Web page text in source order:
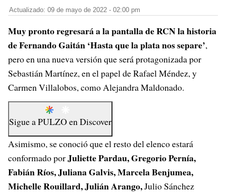
Actualizado: 09 de mayo de 2022 - 02:00 pm
Muy pronto regresará a la pantalla de RCN la historia
de Fernando Gaitán ‘Hasta que la plata nos separe’,
pero en una nueva versión que será protagonizada por
Sebastián Martínez, en el papel de Rafael Méndez, y
Carmen Villalobos, como Alejandra Maldonado.
Sigue aPULZO enDiscover
Asimismo, se conoció que el resto del elenco estará
conformado porJuliette Pardau, Gregorio Pernía,
Fabián Ríos, Juliana Galvis, Marcela Benjumea,
Michelle Rouillard, Julián Arango,Julio Sánchez